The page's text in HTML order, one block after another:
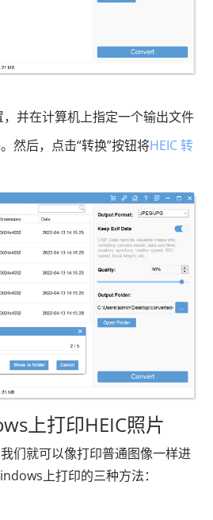
，并在计算机上指定一个输出文件
然后，点击“转换”按钮将HEIC 转
上打印HEIC照片
们就可以像打印普通图像一样进
上打印的三种方法：